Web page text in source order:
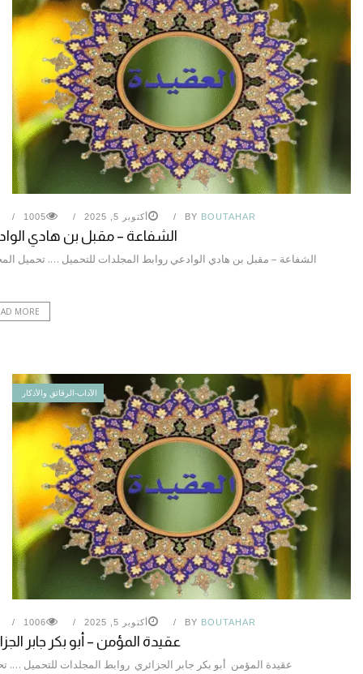
BY BOUTAHAR أكتوبر 5, 2025 1005
الشفاعة – مقبل بن هادي
الشفاعة – مقبل بن هادي الوادعي روابط المجلدات للتحميل …. تحميل
MORE
الآداب-الرقائق والأذكار
BY BOUTAHAR أكتوبر 5, 2025 1006
عقيدة المؤمن – أبو بكر جابر
عقيدة المؤمن أبو بكر جابر الجزائري روابط المجلدات للتحميل ….